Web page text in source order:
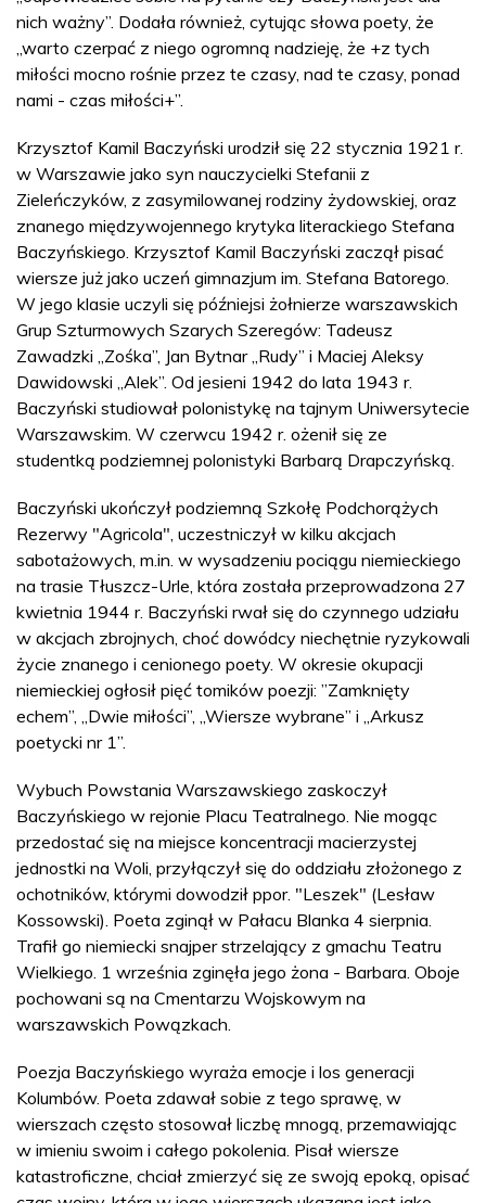
nich ważny”. Dodała również, cytując słowa poety, że
„warto czerpać z niego ogromną nadzieję, że +z tych
miłości mocno rośnie przez te czasy, nad te czasy, ponad
nami - czas miłości+”.
Krzysztof Kamil Baczyński urodził się 22 stycznia 1921 r.
w Warszawie jako syn nauczycielki Stefanii z
Zieleńczyków, z zasymilowanej rodziny żydowskiej, oraz
znanego międzywojennego krytyka literackiego Stefana
Baczyńskiego. Krzysztof Kamil Baczyński zaczął pisać
wiersze już jako uczeń gimnazjum im. Stefana Batorego.
W jego klasie uczyli się późniejsi żołnierze warszawskich
Grup Szturmowych Szarych Szeregów: Tadeusz
Zawadzki „Zośka”, Jan Bytnar „Rudy” i Maciej Aleksy
Dawidowski „Alek”. Od jesieni 1942 do lata 1943 r.
Baczyński studiował polonistykę na tajnym Uniwersytecie
Warszawskim. W czerwcu 1942 r. ożenił się ze
studentką podziemnej polonistyki Barbarą Drapczyńską.
Baczyński ukończył podziemną Szkołę Podchorążych
Rezerwy "Agricola", uczestniczył w kilku akcjach
sabotażowych, m.in. w wysadzeniu pociągu niemieckiego
na trasie Tłuszcz-Urle, która została przeprowadzona 27
kwietnia 1944 r. Baczyński rwał się do czynnego udziału
w akcjach zbrojnych, choć dowódcy niechętnie ryzykowali
życie znanego i cenionego poety. W okresie okupacji
niemieckiej ogłosił pięć tomików poezji: ”Zamknięty
echem”, „Dwie miłości”, „Wiersze wybrane” i „Arkusz
poetycki nr 1”.
Wybuch Powstania Warszawskiego zaskoczył
Baczyńskiego w rejonie Placu Teatralnego. Nie mogąc
przedostać się na miejsce koncentracji macierzystej
jednostki na Woli, przyłączył się do oddziału złożonego z
ochotników, którymi dowodził ppor. "Leszek" (Lesław
Kossowski). Poeta zginął w Pałacu Blanka 4 sierpnia.
Trafił go niemiecki snajper strzelający z gmachu Teatru
Wielkiego. 1 września zginęła jego żona - Barbara. Oboje
pochowani są na Cmentarzu Wojskowym na
warszawskich Powązkach.
Poezja Baczyńskiego wyraża emocje i los generacji
Kolumbów. Poeta zdawał sobie z tego sprawę, w
wierszach często stosował liczbę mnogą, przemawiając
w imieniu swoim i całego pokolenia. Pisał wiersze
katastroficzne, chciał zmierzyć się ze swoją epoką, opisać